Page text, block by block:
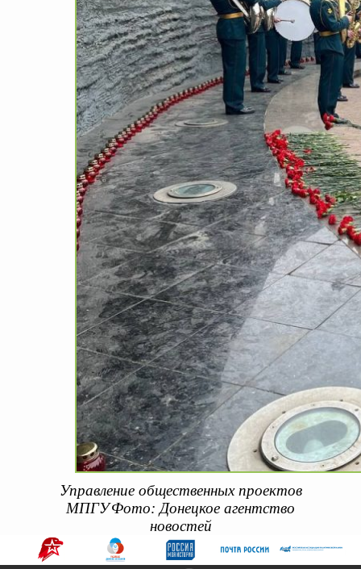
Управление общественных проектов
МПГУФото: Донецкое агентство
новостей